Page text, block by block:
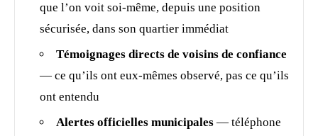
que l’on voit soi-même, depuis une position
sécurisée, dans son quartier immédiat
Témoignages directs de voisins de confiance
— ce qu’ils ont eux-mêmes observé, pas ce qu’ils
ont entendu
Alertes officielles municipales — téléphone